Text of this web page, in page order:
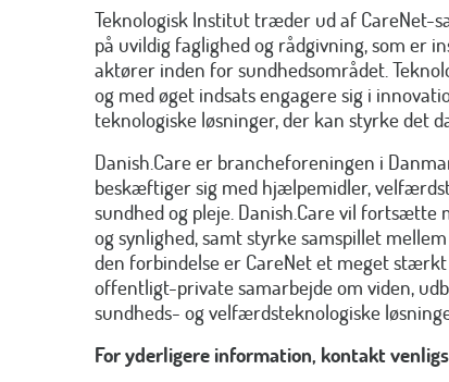
Teknologisk Institut træder ud af CareNet-
på uvildig faglighed og rådgivning, som er
aktører inden for sundhedsområdet.
og med øget indsats engagere sig i
teknologiske løsninger, der kan styrke det
Danish.Care er brancheforeningen i
beskæftiger sig med hjælpemidler,
sundhed og pleje. Danish.Care vil fortsætte
og synlighed, samt styrke samspillet
den forbindelse er CareNet et meget
offentligt-private samarbejde om viden,
sundheds- og velfærdsteknologiske
For yderligere information, kontakt